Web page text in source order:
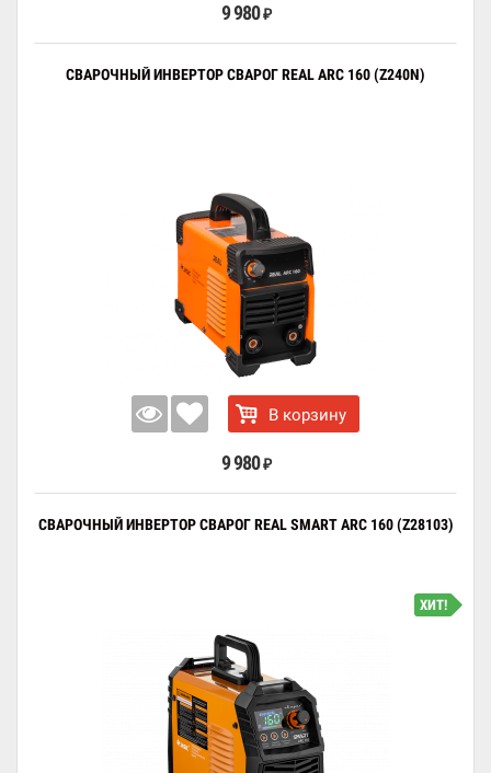
9 980 ₽
СВАРОЧНЫЙ ИНВЕРТОР СВАРОГ REAL ARC 160 (Z240N)
В корзину
9 980 ₽
СВАРОЧНЫЙ ИНВЕРТОР СВАРОГ REAL SMART ARC 160 (Z28103)
ХИТ!